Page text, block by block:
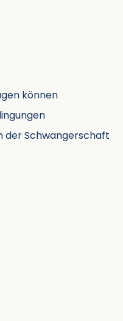
können
der Schwangerschaft